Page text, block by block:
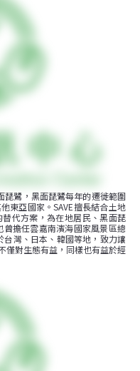
琵鷺，黑面琵鷺每年的遷徙範圍
東亞國家。SAVE擅長結合土地
代方案，為在地居民、黑面琵
曾擔任雲嘉南濱海國家風景區總
台灣、日本、韓國等地，致力讓
僅對生態有益，同樣也有益於經